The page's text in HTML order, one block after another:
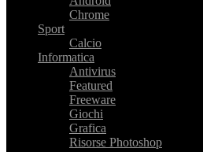
Chrome
Sport
Calcio
Informatica
Antivirus
Featured
Freeware
Giochi
Grafica
Risorse Photoshop